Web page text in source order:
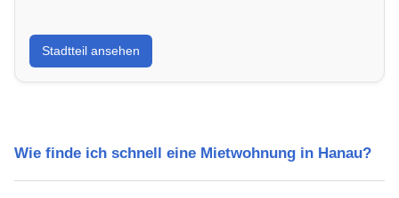
Erfahre mehr über deinen Stadtteil in Hanau:
Lebensqualität, Verkehrsanbindung, Schulen,
Freizeitmöglichkeiten und Mietpreise.
Stadtteil ansehen
Wie finde ich schnell eine Mietwohnung in Hanau?